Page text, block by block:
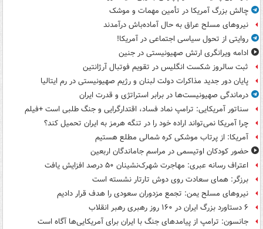
چالش بزرگ آمریکا در تأمین مهمات و موشک
نیروهای مسلح عراق به حال آماده‌باش درآمدند
روایتی از تحول سیاسی اجتماعی در آمریکا!
ادامه ویرانگری ارتش صهیونیستی در جنین
ثبت سالروز شکست انگلیس در تقویم فوتبال آرژانتین
پایان دور جدید مذاکرات دولت لبنان و رژیم صهیونیستی در رم ایتالیا
درماندگی صهیونیست‌ها در برابر استراتژی و قدرت ایران
سناتور آمریکایی: ترامپ نماد فساد، اقتدارگرایی و جنگ طلبی است +فیلم
چرا آمریکا نمی‌تواند اراده خود را در تنگه هرمز به ایران تحمیل کند؟
آمریکا: از پرتاب موشکی کره شمالی مطلع هستیم
حضور کودکان اوتیسمی در مراسم جاماندگان اربعین
اعتراف رسانه عبری: مهاجرت شهرک‌نشینان ۵۰ درصد افزایش یافت
برزگر: همای سعادت روی دوش تارتار نشسته است
نیروهای مسلح یمن: تجمع مزدوران سعودی را هدف قرار دادیم
۶ دستاورد بزرگ ایران در ۱۶۰ روز رهبری رهبر انقلاب
جانسون: ترامپ از پیامدهای جنگ با ایران برای آمریکایی‌ها آگاه است